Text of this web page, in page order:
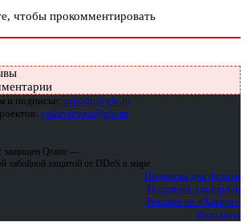
чтобы прокомментировать
и подписке: support@glc.ru
yakovleva.a@glc.ru
защищен Qrator —
забойной защитой от DDoS в мире
Подписка для физлиц
Подписка для юрлиц
Реклама на «Хакере»
Контакты